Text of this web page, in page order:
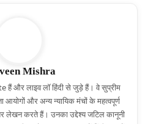
Mishra
हैं और लाइव लॉ हिंदी से जुड़े हैं। वे सुप्रीम
आयोगों और अन्य न्यायिक मंचों के महत्वपूर्ण
लेखन करते हैं। उनका उद्देश्य जटिल कानूनी